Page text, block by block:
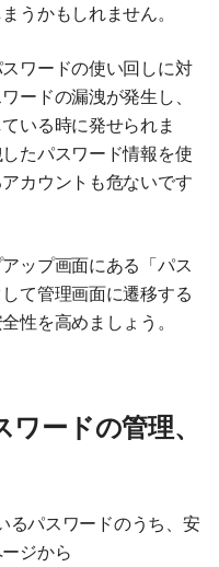
うかもしれません。
ワードの使い回しに対
ードの漏洩が発生し、
いる時に発せられま
たパスワード情報を使
カウントも危ないです
ップ画面にある「パス
て管理画面に遷移する
性を高めましょう。
ードの管理、
るパスワードのうち、安
ジから